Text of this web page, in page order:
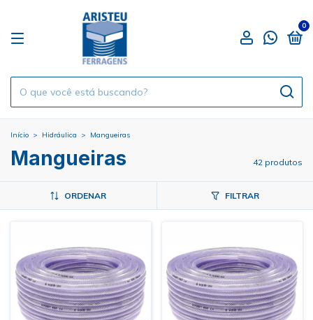
0
Início > Hidráulica > Mangueiras
Mangueiras 42 produtos
ORDENAR FILTRAR